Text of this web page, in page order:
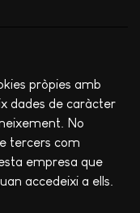
pròpies amb
dades de caràcter
No
tercers com
empresa que
accedeixi a ells.